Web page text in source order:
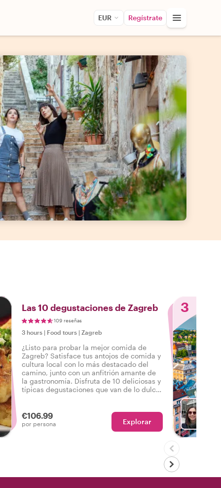
EUR Regístrate
Las 10 degustaciones de Zagreb
109 reseñas
3 hours | Food tours | Zagreb
¿Listo para probar la mejor comida de
Zagreb? Satisface tus antojos de comida y
cultura local con lo más destacado del
camino, junto con un anfitrión amante de
la gastronomía. Disfruta de 10 deliciosas y
típicas degustaciones que van de lo dulce
€106.99
por persona Explorar
3